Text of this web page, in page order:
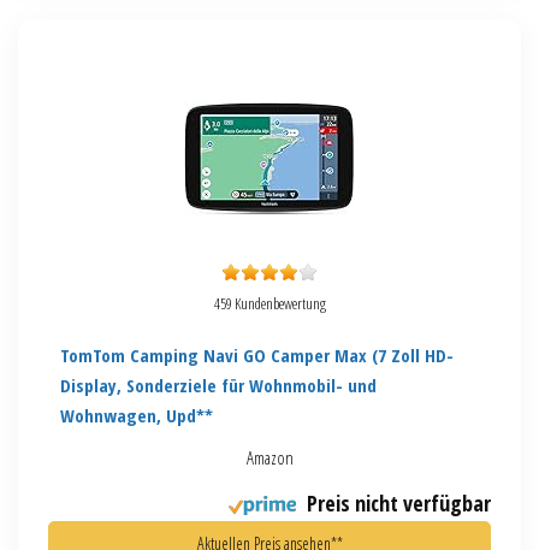
459 Kundenbewertung
TomTom Camping Navi GO Camper Max (7 Zoll HD-
Display, Sonderziele für Wohnmobil- und
Wohnwagen, Upd**
Amazon
Preis nicht verfügbar
Aktuellen Preis ansehen**